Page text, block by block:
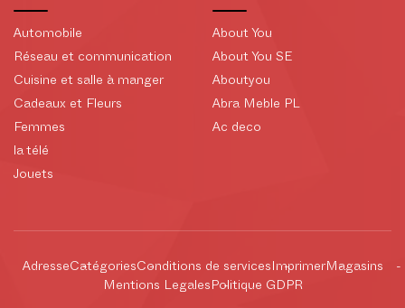
Automobile
Réseau et communication
Cuisine et salle à manger
Cadeaux et Fleurs
Femmes
la télé
Jouets
About You
About You SE
Aboutyou
Abra Meble PL
Ac deco
Adresse Catégories Conditions de services Imprimer Magasins
Mentions Legales Politique GDPR